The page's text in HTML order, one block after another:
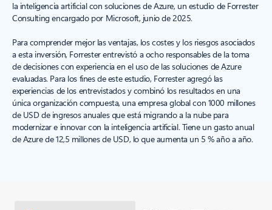
la inteligencia artificial con soluciones de Azure, un estudio de Forrester
Consulting encargado por Microsoft, junio de 2025.
Para comprender mejor las ventajas, los costes y los riesgos asociados
a esta inversión, Forrester entrevistó a ocho responsables de la toma
de decisiones con experiencia en el uso de las soluciones de Azure
evaluadas. Para los fines de este estudio, Forrester agregó las
experiencias de los entrevistados y combinó los resultados en una
única organización compuesta, una empresa global con 1000 millones
de USD de ingresos anuales que está migrando a la nube para
modernizar e innovar con la inteligencia artificial. Tiene un gasto anual
de Azure de 12,5 millones de USD, lo que aumenta un 5 % año a año.